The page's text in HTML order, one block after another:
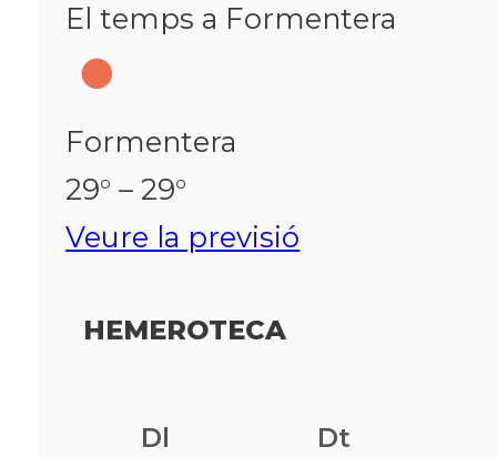
El temps a Formentera
Formentera
29° – 29°
Veure la previsió
HEMEROTECA
Dl Dt